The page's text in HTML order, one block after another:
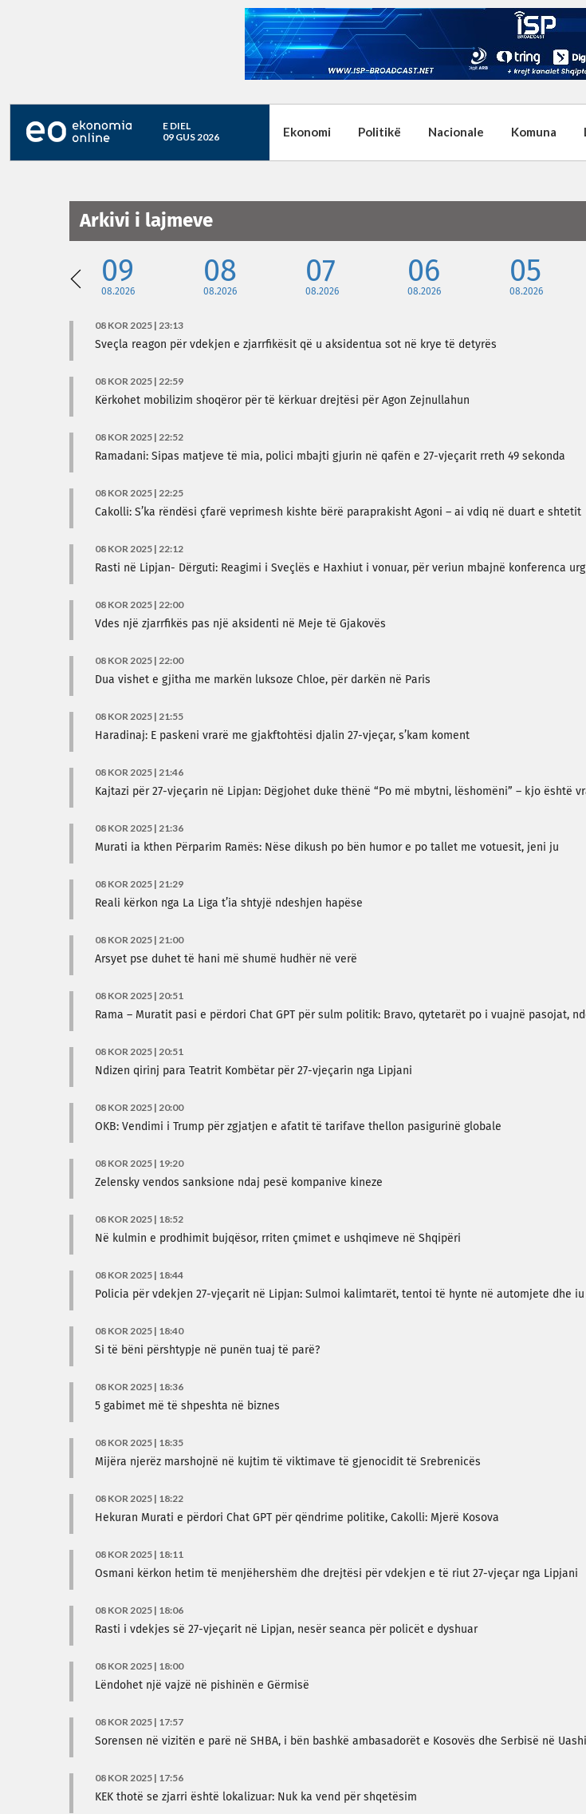
E DIEL
09 GUS 2026
Ekonomi Politikë Nacionale Komuna
Arkivi i lajmeve
09
08.2026
08
08.2026
07
08.2026
06
08.2026
05
08.2026
08 KOR 2025 | 23:13
Sveçla reagon për vdekjen e zjarrfikësit që u aksidentua sot në krye të detyrës
08 KOR 2025 | 22:59
Kërkohet mobilizim shoqëror për të kërkuar drejtësi për Agon Zejnullahun
08 KOR 2025 | 22:52
Ramadani: Sipas matjeve të mia, polici mbajti gjurin në qafën e 27-vjeçarit rreth 49 sekonda
08 KOR 2025 | 22:25
Cakolli: S’ka rëndësi çfarë veprimesh kishte bërë paraprakisht Agoni – ai vdiq në duart e shtetit
08 KOR 2025 | 22:12
Rasti në Lipjan- Dërguti: Reagimi i Sveçlës e Haxhiut i vonuar, për veriun mbajnë konferenca
08 KOR 2025 | 22:00
Vdes një zjarrfikës pas një aksidenti në Meje të Gjakovës
08 KOR 2025 | 22:00
Dua vishet e gjitha me markën luksoze Chloe, për darkën në Paris
08 KOR 2025 | 21:55
Haradinaj: E paskeni vrarë me gjakftohtësi djalin 27-vjeçar, s’kam koment
08 KOR 2025 | 21:46
Kajtazi për 27-vjeçarin në Lipjan: Dëgjohet duke thënë “Po më mbytni, lëshomëni” – kjo është
08 KOR 2025 | 21:36
Murati ia kthen Përparim Ramës: Nëse dikush po bën humor e po tallet me votuesit, jeni ju
08 KOR 2025 | 21:29
Reali kërkon nga La Liga t’ia shtyjë ndeshjen hapëse
08 KOR 2025 | 21:00
Arsyet pse duhet të hani më shumë hudhër në verë
08 KOR 2025 | 20:51
Rama – Muratit pasi e përdori Chat GPT për sulm politik: Bravo, qytetarët po i vuajnë pasojat,
08 KOR 2025 | 20:51
Ndizen qirinj para Teatrit Kombëtar për 27-vjeçarin nga Lipjani
08 KOR 2025 | 20:00
OKB: Vendimi i Trump për zgjatjen e afatit të tarifave thellon pasigurinë globale
08 KOR 2025 | 19:20
Zelensky vendos sanksione ndaj pesë kompanive kineze
08 KOR 2025 | 18:52
Në kulmin e prodhimit bujqësor, rriten çmimet e ushqimeve në Shqipëri
08 KOR 2025 | 18:44
Policia për vdekjen 27-vjeçarit në Lipjan: Sulmoi kalimtarët, tentoi të hynte në automjete dhe
08 KOR 2025 | 18:40
Si të bëni përshtypje në punën tuaj të parë?
08 KOR 2025 | 18:36
5 gabimet më të shpeshta në biznes
08 KOR 2025 | 18:35
Mijëra njerëz marshojnë në kujtim të viktimave të gjenocidit të Srebrenicës
08 KOR 2025 | 18:22
Hekuran Murati e përdori Chat GPT për qëndrime politike, Cakolli: Mjerë Kosova
08 KOR 2025 | 18:11
Osmani kërkon hetim të menjëhershëm dhe drejtësi për vdekjen e të riut 27-vjeçar nga Lipjani
08 KOR 2025 | 18:06
Rasti i vdekjes së 27-vjeçarit në Lipjan, nesër seanca për policët e dyshuar
08 KOR 2025 | 18:00
Lëndohet një vajzë në pishinën e Gërmisë
08 KOR 2025 | 17:57
Sorensen në vizitën e parë në SHBA, i bën bashkë ambasadorët e Kosovës dhe Serbisë në
08 KOR 2025 | 17:56
KEK thotë se zjarri është lokalizuar: Nuk ka vend për shqetësim